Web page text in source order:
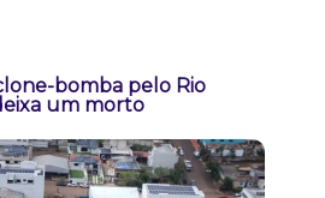
bomba pelo Rio
um morto